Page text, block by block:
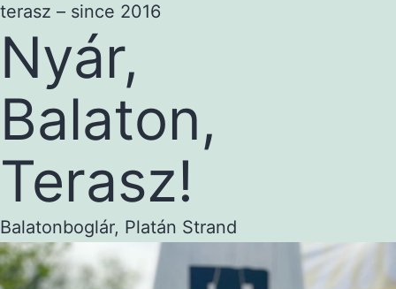
terasz – since 2016
Nyár,
Balaton,
Terasz!
Balatonboglár, Platán Strand